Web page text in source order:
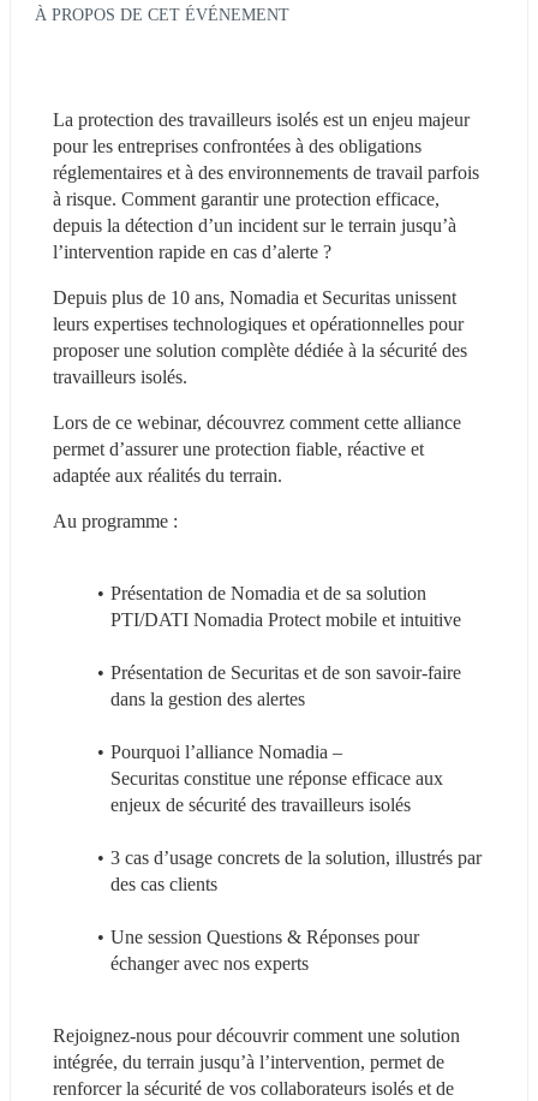
À PROPOS DE CET ÉVÉNEMENT
La protection des travailleurs isolés est un enjeu majeur
pour les entreprises confrontées à des obligations
réglementaires et à des environnements de travail parfois
à risque. Comment garantir une protection efficace,
depuis la détection d’un incident sur le terrain jusqu’à
l’intervention rapide en cas d’alerte ?
Depuis plus de 10 ans, Nomadia et Securitas unissent
leurs expertises technologiques et opérationnelles pour
proposer une solution complète dédiée à la sécurité des
travailleurs isolés.
Lors de ce webinar, découvrez comment cette alliance
permet d’assurer une protection fiable, réactive et
adaptée aux réalités du terrain.
Au programme :
Présentation de Nomadia et de sa solution
PTI/DATI Nomadia Protect mobile et intuitive
Présentation de Securitas et de son savoir-faire
dans la gestion des alertes
Pourquoi l’alliance Nomadia –
Securitas constitue une réponse efficace aux
enjeux de sécurité des travailleurs isolés
3 cas d’usage concrets de la solution, illustrés par
des cas clients
Une session Questions & Réponses pour
échanger avec nos experts
Rejoignez-nous pour découvrir comment une solution
intégrée, du terrain jusqu’à l’intervention, permet de
renforcer la sécurité de vos collaborateurs isolés et de